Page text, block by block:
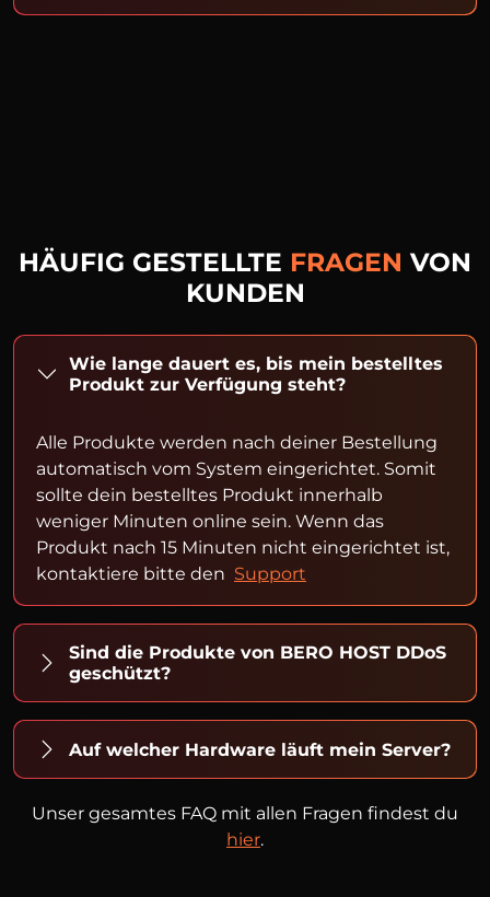
HÄUFIG GESTELLTE FRAGEN VON
KUNDEN
Wie lange dauert es, bis mein bestelltes
Produkt zur Verfügung steht?
Alle Produkte werden nach deiner Bestellung
automatisch vom System eingerichtet. Somit
sollte dein bestelltes Produkt innerhalb
weniger Minuten online sein. Wenn das
Produkt nach 15 Minuten nicht eingerichtet ist,
kontaktiere bitte den Support
Sind die Produkte von BERO HOST DDoS
geschützt?
Auf welcher Hardware läuft mein Server?
Unser gesamtes FAQ mit allen Fragen findest du
hier.